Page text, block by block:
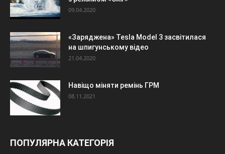
09.04.2020
«Заряджена» Tesla Model 3 засвітилася
на шпигунському відео
21.04.2020
Навіщо міняти ремінь ГРМ
08.11.2021
ПОПУЛЯРНА КАТЕГОРІЯ